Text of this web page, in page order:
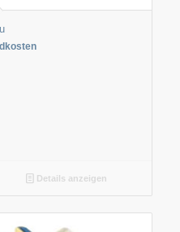
Details anzeigen